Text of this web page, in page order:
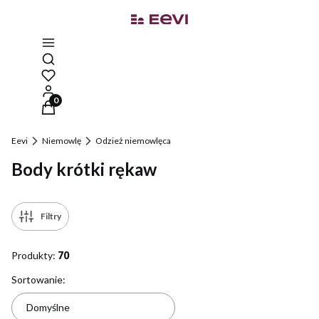
Otwórz wyszukiwarkę
Produkty w koszyku: 0. Zobacz szczegóły
Eevi Niemowlę Odzież niemowlęca
Body krótki rękaw
Filtry
Produkty: 70
Lista produktów
Sortowanie:
Domyślne